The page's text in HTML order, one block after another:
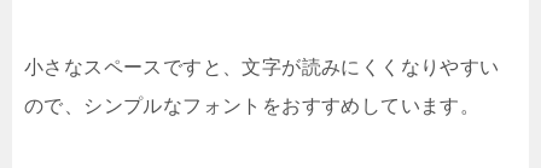
小さなスペースですと、文字が読みにくくなりやすい
ので、シンプルなフォントをおすすめしています。